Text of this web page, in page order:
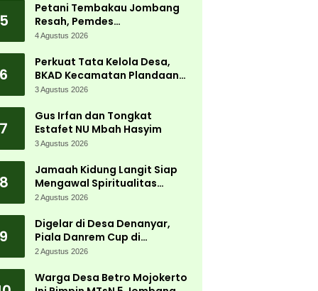
Peterongan
5
Petani Tembakau Jombang
Resah, Pemdes
Tanjungwadung dan Disperta
4 Agustus 2026
6
Perkuat Tata Kelola Desa,
BKAD Kecamatan Plandaan
Gelar Pelatihan Aparatur
3 Agustus 2026
7
Gus Irfan dan Tongkat
Estafet NU Mbah Hasyim
3 Agustus 2026
8
Jamaah Kidung Langit Siap
Mengawal Spiritualitas
Muktamar NU
2 Agustus 2026
9
Digelar di Desa Denanyar,
Piala Danrem Cup di
Jombang Fokus Cetak Bibit
2 Agustus 2026
Warga Desa Betro Mojokerto